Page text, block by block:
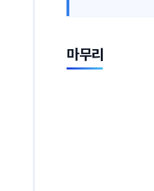
마무리